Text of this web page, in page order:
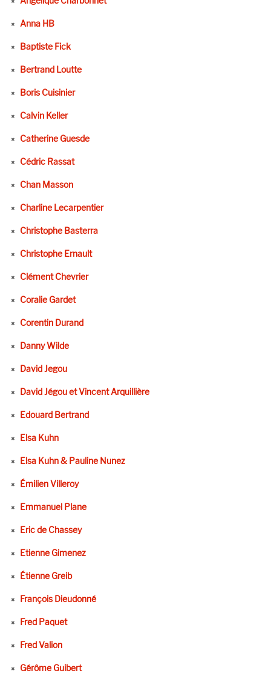
Anna HB
Baptiste Fick
Bertrand Loutte
Boris Cuisinier
Calvin Keller
Catherine Guesde
Cédric Rassat
Chan Masson
Charline Lecarpentier
Christophe Basterra
Christophe Ernault
Clément Chevrier
Coralie Gardet
Corentin Durand
Danny Wilde
David Jegou
David Jégou et Vincent Arquillière
Edouard Bertrand
Elsa Kuhn
Elsa Kuhn & Pauline Nunez
Émilien Villeroy
Emmanuel Plane
Eric de Chassey
Etienne Gimenez
Étienne Greib
François Dieudonné
Fred Paquet
Fred Valion
Gérôme Guibert